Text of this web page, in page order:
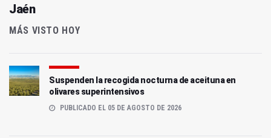
Jaén
MÁS VISTO HOY
Suspenden la recogida nocturna de aceituna en
olivares superintensivos
PUBLICADO EL 05 DE AGOSTO DE 2026